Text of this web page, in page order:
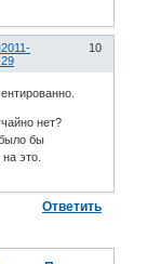
10
2011-
нет?
бы
это.
Ответить